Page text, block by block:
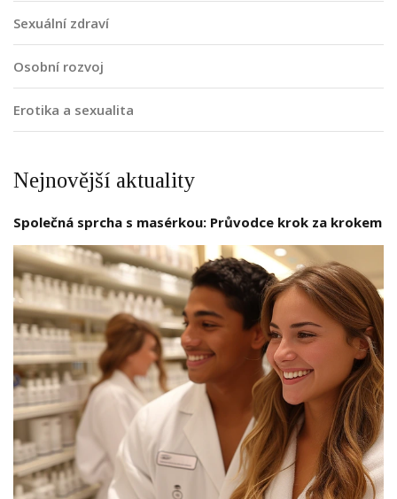
Sexuální zdraví
Osobní rozvoj
Erotika a sexualita
Nejnovější aktuality
Společná sprcha s masérkou: Průvodce krok za krokem